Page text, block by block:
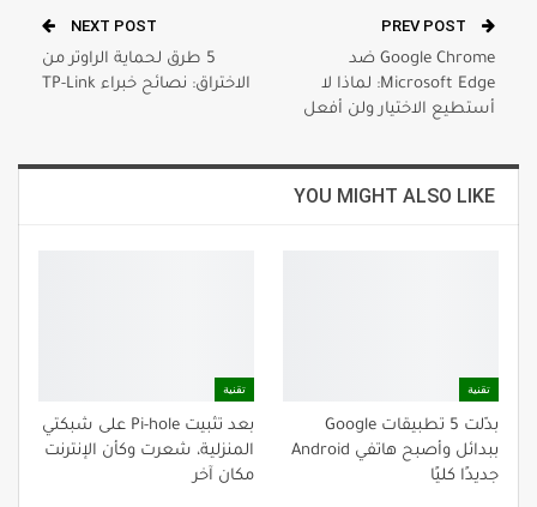
Google Chrome ضد
Microsoft Edge: لماذا لا
أستطيع الاختيار ولن أفعل
NEXT POST
5 طرق لحماية الراوتر من
الاختراق: نصائح خبراء TP-Link
YOU MIGHT ALSO LIKE
تقنية
بدّلت 5 تطبيقات Google
ببدائل وأصبح هاتفي Android
جديدًا كليًا
تقنية
بعد تثبيت Pi-hole على شبكتي
المنزلية، شعرت وكأن الإنترنت
مكان آخر